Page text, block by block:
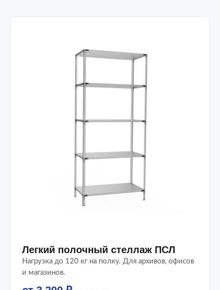
Легкий полочный стеллаж ПСЛ
Нагрузка до 120 кг на полку. Для архивов, офисов
и магазинов.